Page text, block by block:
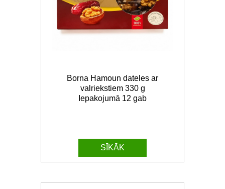
Borna Hamoun dateles ar
valriekstiem 330 g
Iepakojumā 12 gab
SĪKĀK